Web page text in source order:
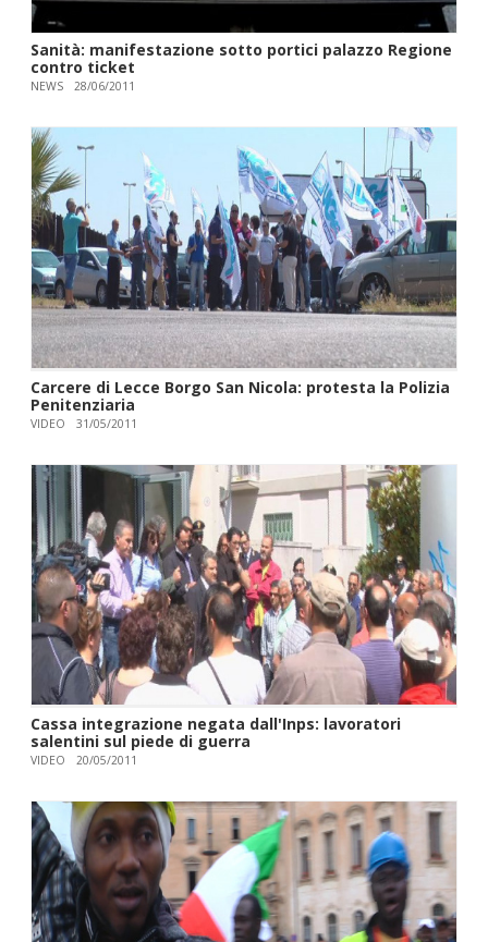
Sanità: manifestazione sotto portici palazzo Regione
contro ticket
NEWS 28/06/2011
Carcere di Lecce Borgo San Nicola: protesta la Polizia
Penitenziaria
VIDEO 31/05/2011
Cassa integrazione negata dall'Inps: lavoratori
salentini sul piede di guerra
VIDEO 20/05/2011